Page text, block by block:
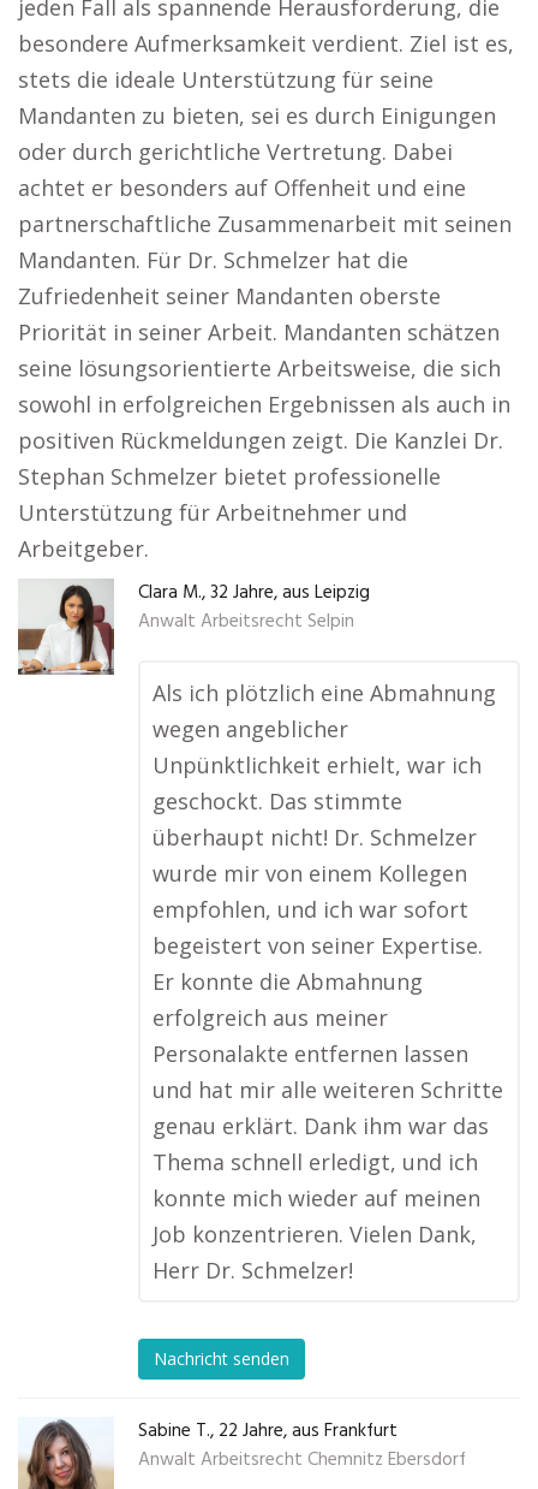
jeden Fall als spannende Herausforderung, die
besondere Aufmerksamkeit verdient. Ziel ist es,
stets die ideale Unterstützung für seine
Mandanten zu bieten, sei es durch Einigungen
oder durch gerichtliche Vertretung. Dabei
achtet er besonders auf Offenheit und eine
partnerschaftliche Zusammenarbeit mit seinen
Mandanten. Für Dr. Schmelzer hat die
Zufriedenheit seiner Mandanten oberste
Priorität in seiner Arbeit. Mandanten schätzen
seine lösungsorientierte Arbeitsweise, die sich
sowohl in erfolgreichen Ergebnissen als auch in
positiven Rückmeldungen zeigt. Die Kanzlei Dr.
Stephan Schmelzer bietet professionelle
Unterstützung für Arbeitnehmer und
Arbeitgeber.
Clara M., 32 Jahre, aus Leipzig
Anwalt Arbeitsrecht Selpin
Als ich plötzlich eine Abmahnung
wegen angeblicher
Unpünktlichkeit erhielt, war ich
geschockt. Das stimmte
überhaupt nicht! Dr. Schmelzer
wurde mir von einem Kollegen
empfohlen, und ich war sofort
begeistert von seiner Expertise.
Er konnte die Abmahnung
erfolgreich aus meiner
Personalakte entfernen lassen
und hat mir alle weiteren Schritte
genau erklärt. Dank ihm war das
Thema schnell erledigt, und ich
konnte mich wieder auf meinen
Job konzentrieren. Vielen Dank,
Herr Dr. Schmelzer!
Nachricht senden
Sabine T., 22 Jahre, aus Frankfurt
Anwalt Arbeitsrecht Chemnitz Ebersdorf